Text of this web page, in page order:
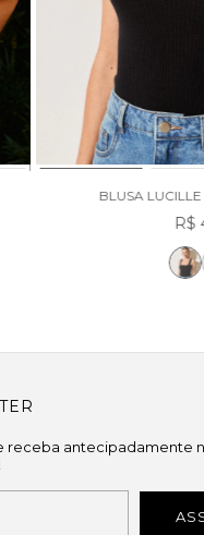
BLUSA
R$
receba antecipadamente